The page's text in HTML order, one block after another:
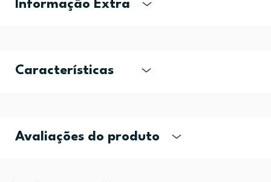
Informação Extra
Características
Avaliações do produto